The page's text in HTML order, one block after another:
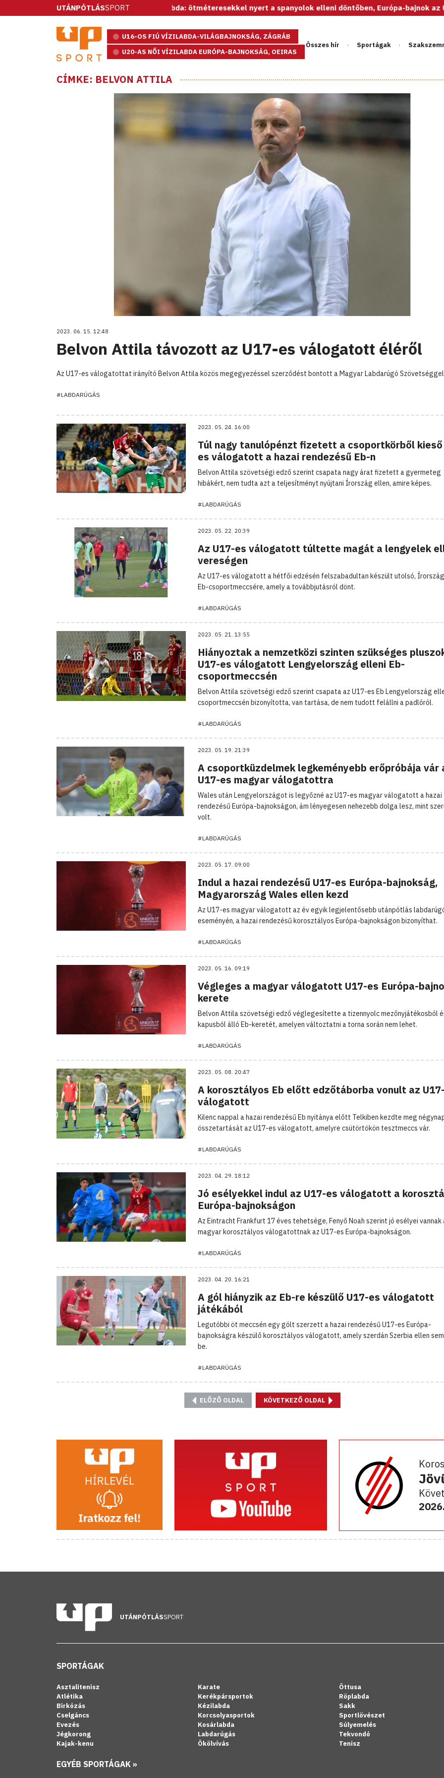
UTÁNPÓTLÁSSPORT
Vízilabda: ötméteresekkel nyert a spanyolok elleni döntőben, Európa-bajnok az U20-as női
U16-OS FIÚ VÍZILABDA-VILÁGBAJNOKSÁG, ZÁGRÁB
U20-AS NŐI VÍZILABDA EURÓPA-BAJNOKSÁG, OEIRAS
Összes hír Sportágak
CÍMKE: BELVON ATTILA
2023. 06. 15. 12:48
Belvon Attila távozott az U17-es válogatott éléről
Az U17-es válogatottat irányító Belvon Attila közös megegyezéssel szerződést bontott a Magyar Labdarúgó
#LABDARÚGÁS
2023. 05. 24. 16:00
Túl nagy tanulópénzt fizetett a csoportkörből kieső
es válogatott a hazai rendezésű Eb-n
Belvon Attila szövetségi edző szerint csapata nagy árat fizetett a gyermeteg
hibákért, nem tudta azt a teljesítményt nyújtani Írország ellen, amire képes.
#LABDARÚGÁS
2023. 05. 22. 20:39
Az U17-es válogatott túltette magát a lengyelek
vereségen
Az U17-es válogatott a hétfői edzésén felszabadultan készült utolsó,
Eb-csoportmeccsére, amely a továbbjutásról dönt.
#LABDARÚGÁS
2023. 05. 21. 13:55
Hiányoztak a nemzetközi szinten szükséges
U17-es válogatott Lengyelország elleni Eb-
csoportmeccsén
Belvon Attila szövetségi edző szerint csapata az U17-es Eb Lengyelország
csoportmeccsén bizonyította, van tartása, de nem tudott felállni a padlóról.
#LABDARÚGÁS
2023. 05. 19. 21:39
A csoportküzdelmek legkeményebb erőpróbája vár
U17-es magyar válogatottra
Wales után Lengyelországot is legyőzné az U17-es magyar válogatott a hazai
rendezésű Európa-bajnokságon, ám lényegesen nehezebb dolga lesz, mint
volt.
#LABDARÚGÁS
2023. 05. 17. 09:00
Indul a hazai rendezésű U17-es Európa-bajnokság,
Magyarország Wales ellen kezd
Az U17-es magyar válogatott az év egyik legjelentősebb utánpótlás
eseményén, a hazai rendezésű korosztályos Európa-bajnokságon bizonyíthat.
#LABDARÚGÁS
2023. 05. 16. 09:19
Végleges a magyar válogatott U17-es Európa-
kerete
Belvon Attila szövetségi edző véglegesítette a tizennyolc mezőnyjátékosból
kapusból álló Eb-keretét, amelyen változtatni a torna során nem lehet.
#LABDARÚGÁS
2023. 05. 08. 20:47
A korosztályos Eb előtt edzőtáborba vonult az
válogatott
Kilenc nappal a hazai rendezésű Eb nyitánya előtt Telkiben kezdte meg
összetartását az U17-es válogatott, amelyre csütörtökön tesztmeccs vár.
#LABDARÚGÁS
2023. 04. 29. 18:12
Jó esélyekkel indul az U17-es válogatott a
Európa-bajnokságon
Az Eintracht Frankfurt 17 éves tehetsége, Fenyő Noah szerint jó esélyei vannak
magyar korosztályos válogatottnak az U17-es Európa-bajnokságon.
#LABDARÚGÁS
2023. 04. 20. 16:21
A gól hiányzik az Eb-re készülő U17-es válogatott
játékából
Legutóbbi öt meccsén egy gólt szerzett a hazai rendezésű U17-es Európa-
bajnokságra készülő korosztályos válogatott, amely szerdán Szerbia ellen
be.
#LABDARÚGÁS
ELŐZŐ OLDAL KÖVETKEZŐ OLDAL
UTÁNPÓTLÁSSPORT
SPORTÁGAK
Asztalitenisz
Atlétika
Birkózás
Cselgáncs
Evezés
Jégkorong
Kajak-kenu
Karate
Kerékpársportok
Kézilabda
Korcsolyasportok
Kosárlabda
Labdarúgás
Ökölvívás
Öttusa
Röplabda
Sakk
Sportlövészet
Súlyemelés
Tekvondó
Tenisz
EGYÉB SPORTÁGAK »